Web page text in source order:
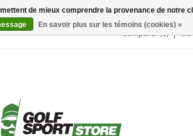
Comparer (0) Ma
de mieux comprendre la provenance de notre
En savoir plus sur les témoins (cookies) »